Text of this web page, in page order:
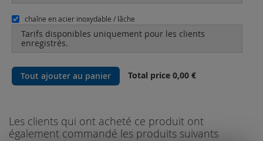
chaîne en acier inoxydable / lâche
Tarifs disponibles uniquement pour les clients
enregistrés.
Tout ajouter au panier Total price 0,00 €
Les clients qui ont acheté ce produit ont
également commandé les produits suivants